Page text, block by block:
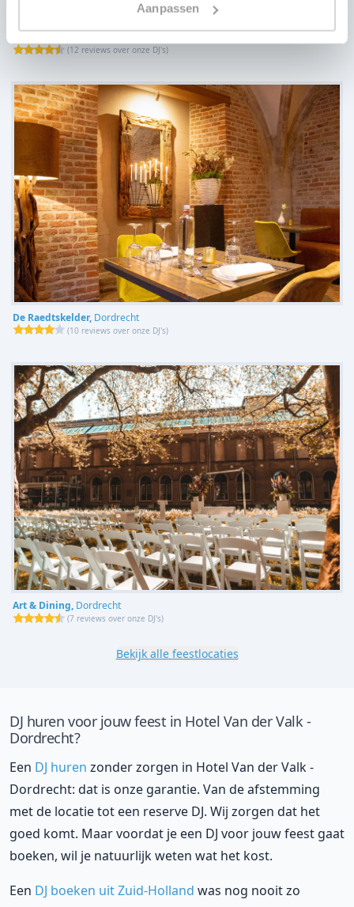
Aanpassen
(12 reviews over onze DJ's)
De Raedtskelder, Dordrecht
(10 reviews over onze DJ's)
Art & Dining, Dordrecht
(7 reviews over onze DJ's)
Bekijk alle feestlocaties
DJ huren voor jouw feest in Hotel Van der Valk -
Dordrecht?
Een DJ huren zonder zorgen in Hotel Van der Valk -
Dordrecht: dat is onze garantie. Van de afstemming
met de locatie tot een reserve DJ. Wij zorgen dat het
goed komt. Maar voordat je een DJ voor jouw feest gaat
boeken, wil je natuurlijk weten wat het kost.
Een DJ boeken uit Zuid-Holland was nog nooit zo